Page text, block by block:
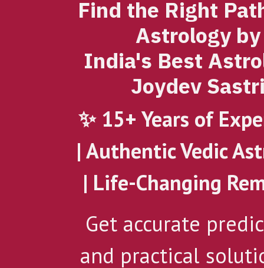
Find the Right
Astrology by
India's Best
Joydev Sastri
✨ 15+ Years of
| Authentic Vedic
| Life-Changing
Get accurate
and practical